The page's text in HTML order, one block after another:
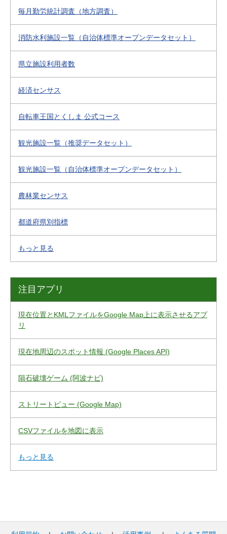
毎月勤労統計調査（地方調査）
消防水利施設一覧（自治体標準オープンデータセット）
県立施設利用者数
経済センサス
自転車王国とくしま 公式コース
観光施設一覧（推奨データセット）
観光施設一覧（自治体標準オープンデータセット）
農林業センサス
都道府県別指標
もっと見る
注目アプリ
現在位置とKMLファイルをGoogle Map上に表示させるアプ
リ
現在地周辺のスポット情報 (Google Places API)
隕石破壊ゲーム (阿波ナビ)
ストリートビュー (Google Map)
CSVファイルを地図に表示
もっと見る